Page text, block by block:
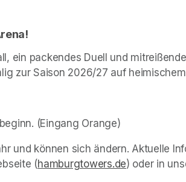
ein packendes Duell und
zur Saison 2026/27 auf
(Eingang Orange)
und können sich ändern. Aktuelle
(hamburgtowers.de(opens in a
) oder in